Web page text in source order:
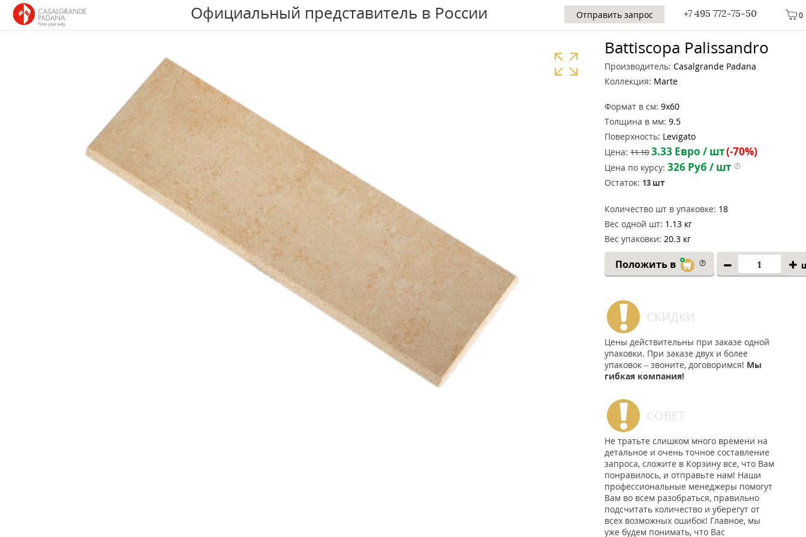
0
Официальный представитель в России +7 495 772-75-50
Отправить запрос
Battiscopa Palissandro
Производитель: Casalgrande Padana
Коллекция: Marte
Формат в см: 9x60
Толщина в мм: 9.5
Поверхность: Levigato
Цена: 11.10 3.33 Евро / шт(-70%)
Цена по курсу: 326 Руб / шт
Остаток: 13 шт
Количество шт в упаковке: 18
Вес одной шт: 1.13 кг
Вес упаковки: 20.3 кг
Положить в
СКИДКИ
Цены действительны при заказе одной
упаковки. При заказе двух и более
упаковок – звоните, договоримся! Мы
гибкая компания!
СОВЕТ
Не тратьте слишком много времени на
детальное и очень точное составление
запроса, сложите в Корзину все, что Вам
понравилось, и отправьте нам! Наши
профессиональные менеджеры помогут
Вам во всем разобраться, правильно
подсчитать количество и уберегут от
всех возможных ошибок! Главное, мы
уже будем понимать, что Вас